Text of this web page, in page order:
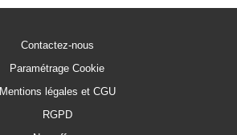
Contactez-nous
Paramétrage Cookie
Mentions légales et CGU
RGPD